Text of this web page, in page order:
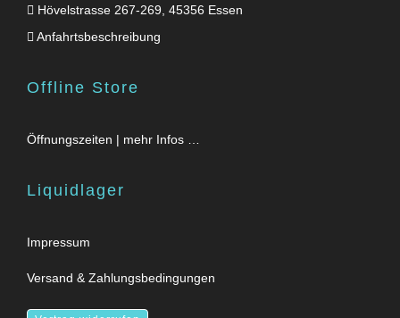
Hövelstrasse 267-269, 45356 Essen
Anfahrtsbeschreibung
Offline Store
Öffnungszeiten | mehr Infos …
Liquidlager
Impressum
Versand & Zahlungsbedingungen